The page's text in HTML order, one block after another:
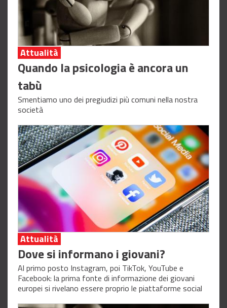
Attualità
Quando la psicologia è ancora un
tabù
Smentiamo uno dei pregiudizi più comuni nella nostra
società
Attualità
Dove si informano i giovani?
Al primo posto Instagram, poi TikTok, YouTube e
Facebook: la prima fonte di informazione dei giovani
europei si rivelano essere proprio le piattaforme social